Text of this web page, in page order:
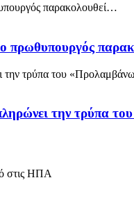
πρωθυπουργός
την τρύπα